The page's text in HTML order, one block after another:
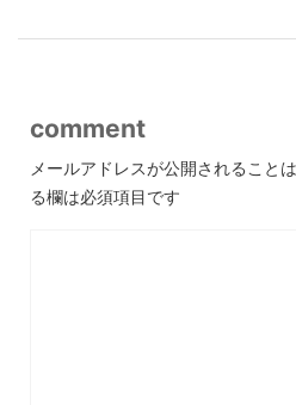
comment
メールアドレスが公開されること
る欄は必須項目です